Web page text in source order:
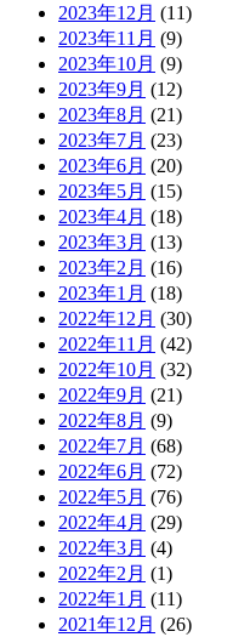
2023年12月 (11)
2023年11月 (9)
2023年10月 (9)
2023年9月 (12)
2023年8月 (21)
2023年7月 (23)
2023年6月 (20)
2023年5月 (15)
2023年4月 (18)
2023年3月 (13)
2023年2月 (16)
2023年1月 (18)
2022年12月 (30)
2022年11月 (42)
2022年10月 (32)
2022年9月 (21)
2022年8月 (9)
2022年7月 (68)
2022年6月 (72)
2022年5月 (76)
2022年4月 (29)
2022年3月 (4)
2022年2月 (1)
2022年1月 (11)
2021年12月 (26)